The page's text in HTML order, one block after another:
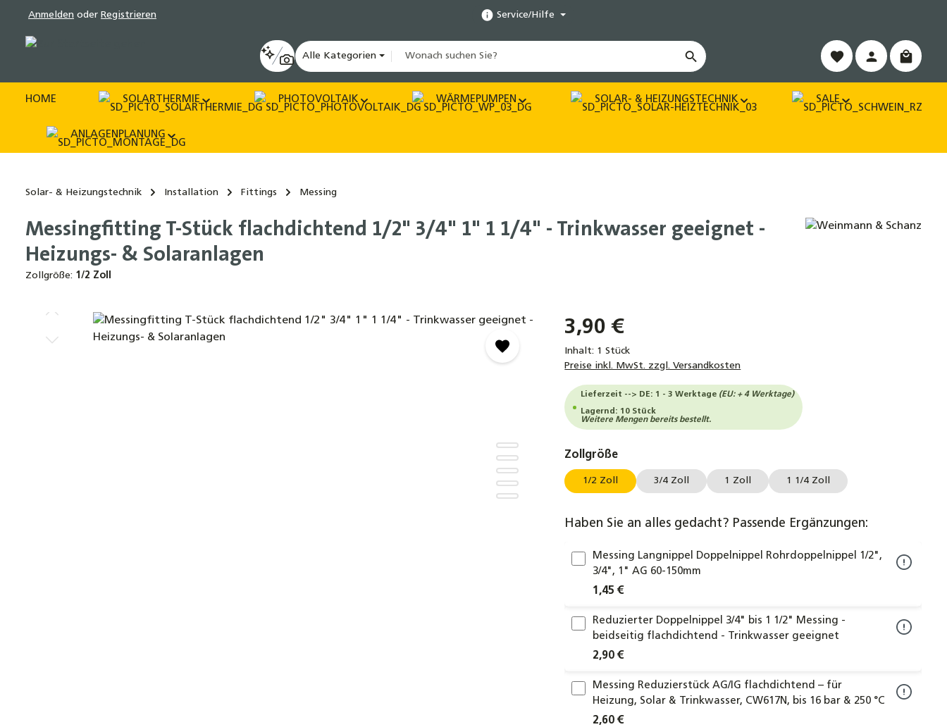
Zur Hauptnavigation springen
Anmelden oder Registrieren Service/Hilfe
Alle Kategorien
HOME SOLARTHERMIE PHOTOVOLTAIK WÄRMEPUMPEN SOLAR- & HEIZUNGSTECHNIK SALE
ANLAGENPLANUNG
Solar- & Heizungstechnik Installation Fittings Messing
Messingfitting T-Stück flachdichtend 1/2" 3/4" 1" 1 1/4" - Trinkwasser geeignet -
Heizungs- & Solaranlagen
Zollgröße: 1/2 Zoll
Bildergalerie überspringen 3,90 €
Inhalt: 1 Stück
Preise inkl. MwSt. zzgl. Versandkosten
Lieferzeit --> DE: 1 - 3 Werktage (EU: + 4 Werktage)
Lagernd: 10 Stück
Weitere Mengen bereits bestellt.
Zollgrößeauswählen
1/2 Zoll 3/4 Zoll 1 Zoll 1 1/4 Zoll
Haben Sie an alles gedacht? Passende Ergänzungen:
Messing Langnippel Doppelnippel Rohrdoppelnippel 1/2",
3/4", 1" AG 60-150mm
1,45 €
Reduzierter Doppelnippel 3/4" bis 1 1/2" Messing -
beidseitig flachdichtend - Trinkwasser geeignet
2,90 €
Messing Reduzierstück AG/IG flachdichtend – für
Heizung, Solar & Trinkwasser, CW617N, bis 16 bar & 250 °C
2,60 €